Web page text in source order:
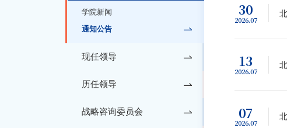
学院新闻
通知公告
现任领导
历任领导
战略咨询委员会
30
2026.07
13
2026.07
07
2026.07